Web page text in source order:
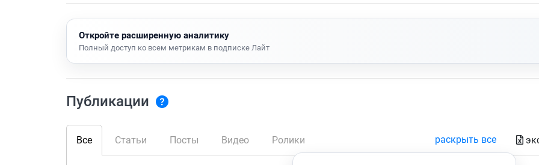
Откройте расширенную аналитику
Полный доступ ко всем метрикам в подписке Лайт
Публикации
Все Статьи Посты Видео Ролики раскрыть все